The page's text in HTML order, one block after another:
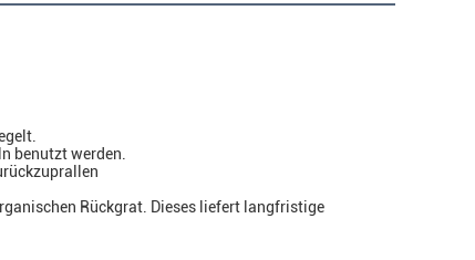
benutzt werden.
Rückgrat. Dieses liefert langfristige